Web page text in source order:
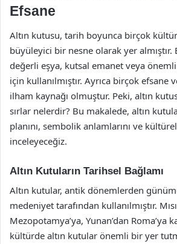
Efsane
Altın kutusu, tarih boyunca birçok
büyüleyici bir nesne olarak yer
değerli eşya, kutsal emanet veya
için kullanılmıştır. Ayrıca birçok efsane
ilham kaynağı olmuştur. Peki, altın
sırlar nelerdir? Bu makalede, altın
planını, sembolik anlamlarını ve
inceleyeceğiz.
Altın Kutuların Tarihsel Bağlamı
Altın kutular, antik dönemlerden
medeniyet tarafından kullanılmıştır.
Mezopotamya’ya, Yunan’dan Roma’ya
kültürde altın kutular önemli bir yer